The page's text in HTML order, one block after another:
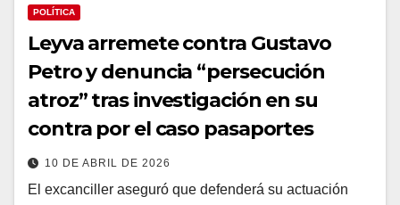
POLÍTICA
Leyva arremete contra Gustavo
Petro y denuncia “persecución
atroz” tras investigación en su
contra por el caso pasaportes
10 DE ABRIL DE 2026
El excanciller aseguró que defenderá su actuación